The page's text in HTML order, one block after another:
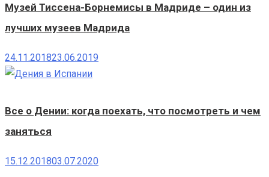
Музей Тиссена-Борнемисы в Мадриде – один из
лучших музеев Мадрида
24.11.201823.06.2019
Все о Дении: когда поехать, что посмотреть и чем
заняться
15.12.201803.07.2020